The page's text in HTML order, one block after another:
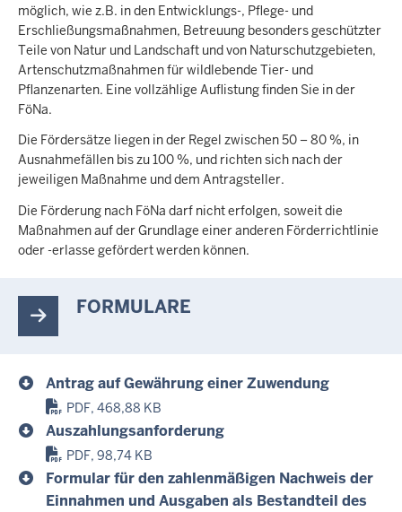
möglich, wie z.B. in den Entwicklungs-, Pflege- und
Erschließungsmaßnahmen, Betreuung besonders geschützter
Teile von Natur und Landschaft und von Naturschutzgebieten,
Artenschutzmaßnahmen für wildlebende Tier- und
Pflanzenarten. Eine vollzählige Auflistung finden Sie in der
FöNa.
Die Fördersätze liegen in der Regel zwischen 50 – 80 %, in
Ausnahmefällen bis zu 100 %, und richten sich nach der
jeweiligen Maßnahme und dem Antragsteller.
Die Förderung nach FöNa darf nicht erfolgen, soweit die
Maßnahmen auf der Grundlage einer anderen Förderrichtlinie
oder -erlasse gefördert werden können.
FORMULARE
Antrag auf Gewährung einer Zuwendung
PDF, 468,88 KB
Auszahlungsanforderung
PDF, 98,74 KB
Formular für den zahlenmäßigen Nachweis der
Einnahmen und Ausgaben als Bestandteil des